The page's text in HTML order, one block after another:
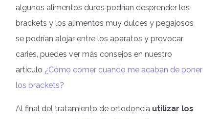
algunos alimentos duros podrían desprender los
brackets y los alimentos muy dulces y pegajosos
se podrían alojar entre los aparatos y provocar
caries, puedes ver más consejos en nuestro
artículo ¿Cómo comer cuando me acaban de poner
los brackets?
Al final del tratamiento de ortodoncia utilizar los